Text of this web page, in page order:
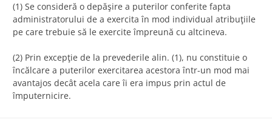
(1) Se consideră o depăşire a puterilor conferite fapta
administratorului de a exercita în mod individual atribuţiile
pe care trebuie să le exercite împreună cu altcineva.
(2) Prin excepţie de la prevederile alin. (1), nu constituie o
încălcare a puterilor exercitarea acestora într-un mod mai
avantajos decât acela care îi era impus prin actul de
împuternicire.